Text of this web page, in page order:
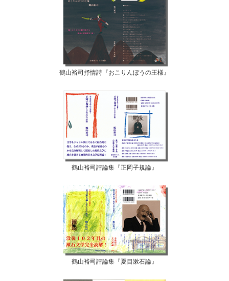
鶴山裕司抒情詩『おこりんぼうの王様』
鶴山裕司評論集『正岡子規論』
鶴山裕司評論集『夏目漱石論』